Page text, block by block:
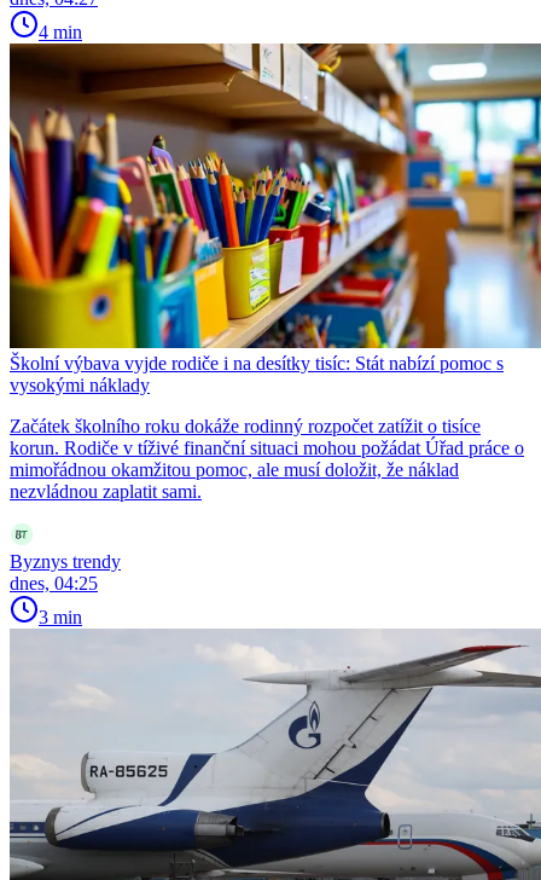
4 min
Školní výbava vyjde rodiče i na desítky tisíc: Stát nabízí pomoc s
vysokými náklady
Začátek školního roku dokáže rodinný rozpočet zatížit o tisíce
korun. Rodiče v tíživé finanční situaci mohou požádat Úřad práce o
mimořádnou okamžitou pomoc, ale musí doložit, že náklad
nezvládnou zaplatit sami.
Byznys trendy
dnes, 04:25
3 min